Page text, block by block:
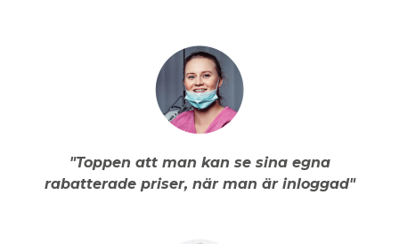
"Toppen att man kan se sina egna
rabatterade priser, när man är inloggad"